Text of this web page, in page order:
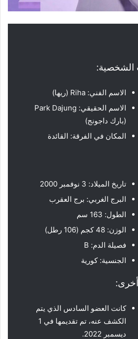
الاسم الفني: Riha (ريها)
الاسم الحقيقي: Park Dajung
(بارك داجونج)
المكان في الفرقة: القائدة
تاريخ الميلاد: 3 نوفمبر 2000
البرج الغربي: برج العقرب
الطول: 163 سم
الوزن: 48 كجم (106 رطل)
فصيلة الدم: B
الجنسية: كورية
كانت العضو السادس الذي يتم
الكشف عنه، تم تقديمها في 1
ديسمبر 2022.